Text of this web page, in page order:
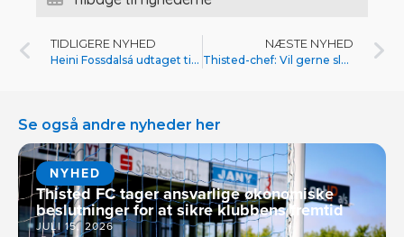
TIDLIGERE NYHED
Heini Fossdalsá udtaget til landsholdet
NÆSTE NYHED
Thisted-chef: Vil gerne slutte ordentlig af
Se også andre nyheder her
NYHED
Thisted FC tager ansvarlige økonomiske
beslutninger for at sikre klubbens fremtid
JULI 15, 2026